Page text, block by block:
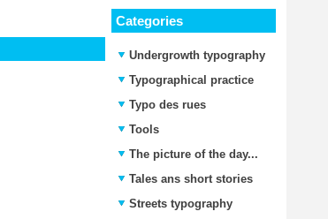
Categories
Undergrowth typography
Typographical practice
Typo des rues
Tools
The picture of the day...
Tales ans short stories
Streets typography